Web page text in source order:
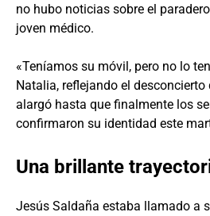
no hubo noticias sobre el
joven médico.
«Teníamos su móvil, pero no lo
Natalia, reflejando el desconcierto
alargó hasta que finalmente los
confirmaron su identidad este
Una brillante
Jesús Saldaña estaba llamado a